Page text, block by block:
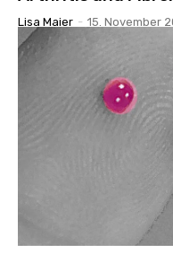
Lisa Maier - 15. November